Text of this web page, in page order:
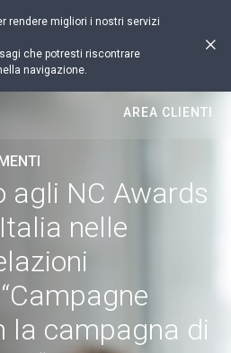
rendere migliori i nostri servizi
che potresti riscontrare
navigazione.
AREA CLIENTI
agli NC Awards
nelle
la campagna di